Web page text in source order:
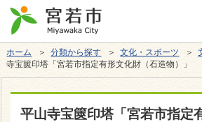
ホーム ＞分類から探す ＞文化・スポーツ ＞
寺宝篋印塔「宮若市指定有形文化財（石造物）」
平山寺宝篋印塔「宮若市指定